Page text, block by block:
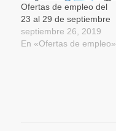
Ofertas de empleo del
23 al 29 de septiembre
septiembre 26, 2019
En «Ofertas de empleo»